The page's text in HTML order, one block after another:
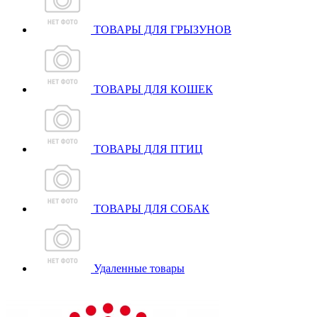
ТОВАРЫ ДЛЯ ГРЫЗУНОВ
ТОВАРЫ ДЛЯ КОШЕК
ТОВАРЫ ДЛЯ ПТИЦ
ТОВАРЫ ДЛЯ СОБАК
Удаленные товары